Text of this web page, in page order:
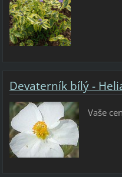
Devaterník bílý -
Vaše